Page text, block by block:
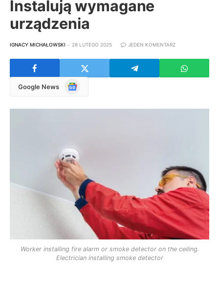
Instalują wymagane
urządzenia
IGNACY MICHAŁOWSKI 28 LUTEGO 2025 JEDEN KOMENTARZ
Google News
Google
Worker installing fire alarm or smoke detector on the ceiling.
Electrician installing smoke detector